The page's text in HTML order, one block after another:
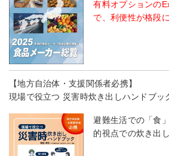
有料オプションの
で、利便性が格段
【地方自治体・支援関係者必携】
現場で役立つ 災害時炊き出しハンドブッ
避難生活での「食
的視点での炊き出